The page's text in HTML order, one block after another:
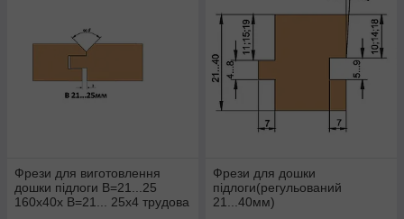
Фрези для виготовлення
дошки підлоги В=21...25
160х40х В=21... 25х4 трудова
Фрези для дошки
підлоги(регульований
21...40мм)